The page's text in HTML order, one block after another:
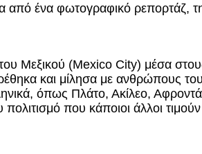
από ένα φωτογραφικό
Μεξικού (Mexico City) μέσα
και μίλησα με ανθρώπους
όπως Πλάτο, Ακίλεο,
που κάποιοι άλλοι